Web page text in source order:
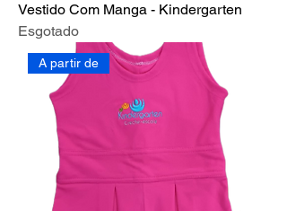
Vestido Com Manga - Kindergarten
Esgotado
A partir de